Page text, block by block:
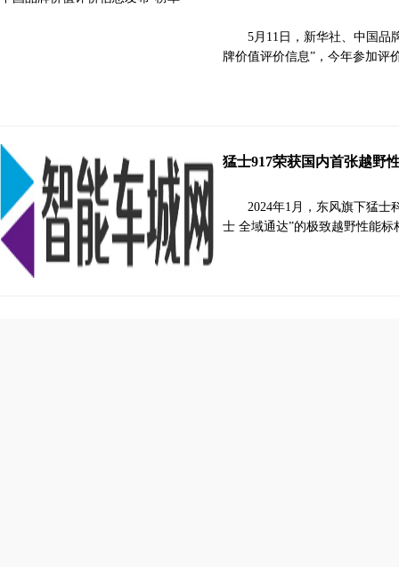
5月11日，新华社、中国品
牌价值评价信息”，今年参加
猛士917荣获国内首张越野
2024年1月，东风旗下猛士
士 全域通达”的极致越野性能